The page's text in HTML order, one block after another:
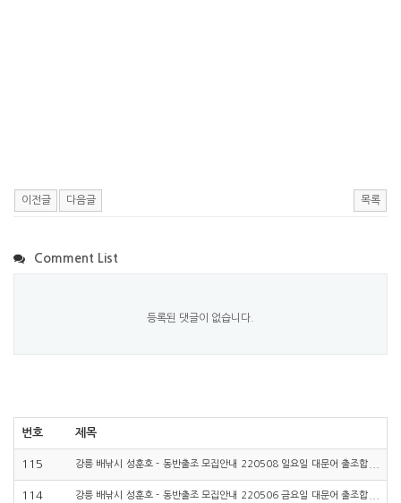
이전글 다음글 목록
Comment List
등록된 댓글이 없습니다.
번호 제목
115
강릉 배낚시 성훈호 - 동반출조 모집안내 220508 일요일 대문어 출조합
니다
114 강릉 배낚시 성훈호 - 동반출조 모집안내 220506 금요일 대문어 출조합